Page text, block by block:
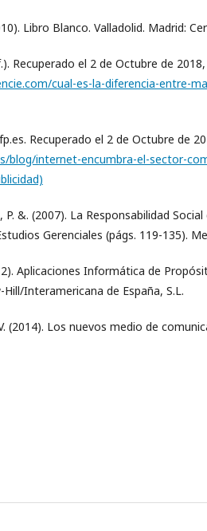
Libro Blanco. Valladolid. Madrid:
Recuperado el 2 de Octubre de
cual-es-la-diferencia-entre-
Recuperado el 2 de Octubre de
blog/internet-encumbra-el-sector-
&. (2007). La Responsabilidad
Gerenciales (págs. 119-135).
Aplicaciones Informática de
Interamericana de España, S.L.
(2014). Los nuevos medio de